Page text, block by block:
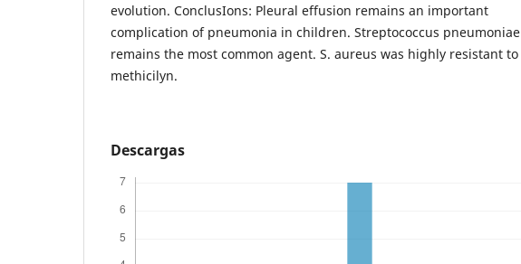
evolution. ConclusIons: Pleural effusion remains an important
complication of pneumonia in children. Streptococcus pneumoniae
remains the most common agent. S. aureus was highly resistant to
methicilyn.
Descargas